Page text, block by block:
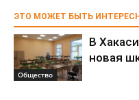
ЭТО МОЖЕТ БЫТЬ
Общество
В
новая